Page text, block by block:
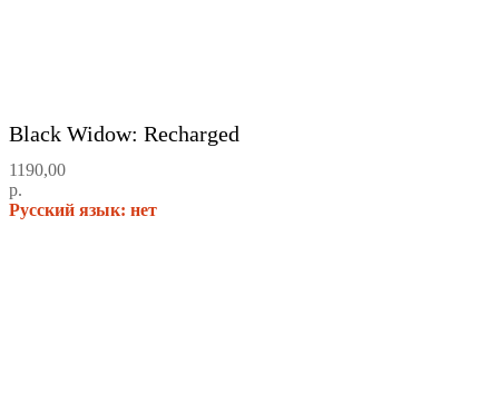
Black Widow: Recharged
1190,00
р.
Русский язык: нет